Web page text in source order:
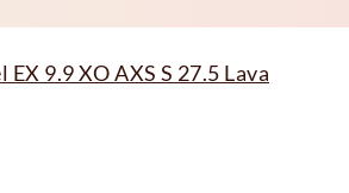
EX 9.9 XO AXS S 27.5 Lava